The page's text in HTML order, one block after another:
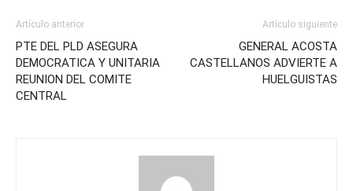
Artículo anterior
PTE DEL PLD ASEGURA
DEMOCRATICA Y UNITARIA
REUNION DEL COMITE
CENTRAL
Artículo siguiente
GENERAL ACOSTA
CASTELLANOS ADVIERTE A
HUELGUISTAS